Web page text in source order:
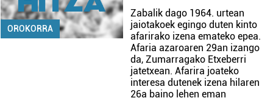
OROKORRA
Zabalik dago 1964. urtean
jaiotakoek egingo duten kinto
afarirako izena emateko epea.
Afaria azaroaren 29an izango
da, Zumarragako Etxeberri
jatetxean. Afarira joateko
interesa dutenek izena hilaren
26a baino lehen eman